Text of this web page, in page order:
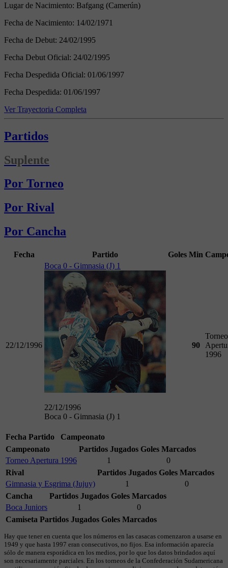
Lugar de Nacimiento: Bafgang (Camerún)
Fecha de Nacimiento: 14/02/1971
Fecha de Debut: 24/02/1995
Fecha Debut Oficial: 24/02/1995
Fecha Despedida Oficial: 01/06/1997
Fecha Despedida: 01/06/1997
Ver Trayectoria Completa
Partidos
Suplente
Por Torneo
Por Rival
Por Cancha
Fecha Partido Goles Min
22/12/1996
Boca 0 - Gimnasia (J) 1
22/12/1996
Boca 0 - Gimnasia (J) 1
90
Torneo
1996
Fecha Partido
Campeonato
Campeonato
Partidos Jugados Goles Marcados
Torneo Apertura 1996
1
0
Rival
Partidos Jugados Goles Marcados
Gimnasia y Esgrima (Jujuy)
1
0
Cancha
Partidos Jugados Goles Marcados
Boca Juniors
1
0
Camiseta Partidos Jugados Goles Marcados
Hay que tener en cuenta que los números en las casacas comenzaron a usarse en
1949 y que hasta 1997 eran consecutivos, no fijos. Esa información aparecía
sólo de manera esporádica en los medios, por lo que los datos brindados aquí
son necesariamente parciales. En los torneos de la Confederación Sudamericana